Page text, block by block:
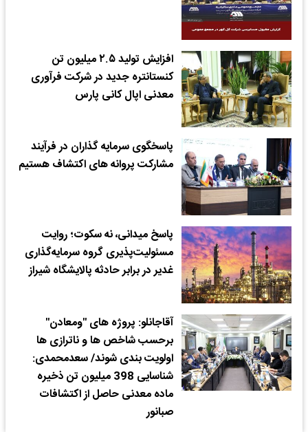
افزایش تولید ۲.۵ میلیون تن
کنستانتره جدید در شرکت فرآوری
معدنی اپال کانی پارس
پاسخگوی سرمایه گذاران در فرآیند
مشارکت پروانه های اکتشاف هستیم
پاسخ میدانی، نه سکوت؛ روایت
مسئولیت‌پذیری گروه سرمایه‌گذاری
غدیر در برابر حادثه پالایشگاه شیراز
آقاجانلو: پروژه های "ومعادن"
برحسب شاخص ها و ناترازی ها
اولویت بندی شوند/ سعدمحمدی:
شناسایی 398 میلیون تن ذخیره
ماده معدنی حاصل از اکتشافات
صبانور